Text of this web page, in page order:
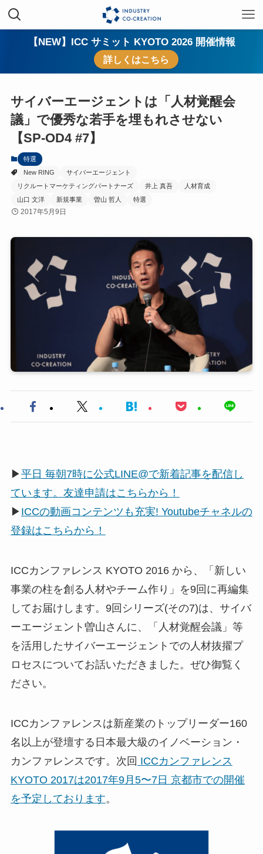
【NEW】ICC サミット KYOTO 2026 開催情報
詳しくはこちら
サイバーエージェントは「人材覚醒会
議」で優秀な若手を埋もれさせない
【SP-OD4 #7】
特選
New RING
サイバーエージェント
リクルートマーケティングパートナーズ
井上 真吾
人材育成
山口 文洋
新規事業 曽山 哲人 特選
2017年5月9日
▶平日 毎朝7時に公式LINE@で新着記事を配信し
ています。友達申請はこちらから！
▶ ICCの動画コンテンツも充実! Youtubeチャネルの
登録はこちらから！
ICCカンファレンス KYOTO 2016 から、「新しい
事業の柱を創る人材やチーム作り」を9回に再編集
してお届けします。9回シリーズ(その7)は、サイバ
ーエージェント曽山さんに、「人材覚醒会議」等
を活用したサイバーエージェントでの人材抜擢プ
ロセスについてお話いただきました。ぜひ御覧く
ださい。
ICCカンファレンスは新産業のトップリーダー160
名以上が登壇する日本最大級のイノベーション・
カンファレンスです。次回 ICCカンファレンス
KYOTO 2017は2017年9月5〜7日 京都市での開催
を予定しております。